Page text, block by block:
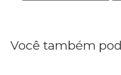
Você também